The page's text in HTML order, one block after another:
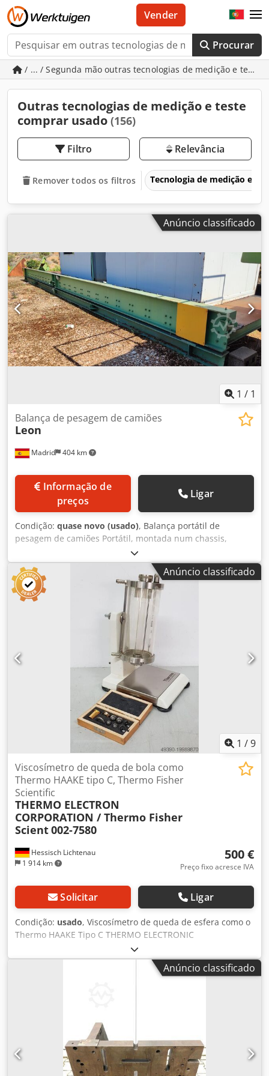
Procurar
Vender
/ ... / Segunda mão outras tecnologias de medição e teste
Outras tecnologias de medição e teste
comprar usado (156)
Filtro Relevância
Remover todos os filtros Tecnologia de medição e
Anúncio classificado
1 / 1
Madrid 404 km
Balança de pesagem de camiões
Leon
preços
Ligar
Condição: quase novo (usado), Balança portátil de
pesagem de camiões Portátil, montada num chassis,
aparafusada e amovível. Dkedpfx Ajmfqkhja Rjr
Capacidade 60 MT Comprimento 14 M
Anúncio classificado
1 /9
Hessisch Lichtenau
1 914 km
Viscosímetro de queda de bola como
Thermo HAAKE tipo C, Thermo Fisher
Scientific
THERMO ELECTRON
CORPORATION / Thermo Fisher
Scient002-7580
500 €
Preço fixo acresce IVA
Solicitar Ligar
Condição: usado, Viscosímetro de queda de esfera como o
Thermo HAAKE Tipo C THERMO ELECTRONIC
CORPORATION Tipo 002-7580 N.º de série: Meça a
viscosidade com precisão utilizando o Viscosímetro de
Queda de Esfera Thermo, sem necessidade de
esfera move-se em rotação e deslizamento dentro de um
tubo cilíndrico inclinado, preenchido com o líquido a ser
testado. O tempo necessário para a esfera percorrer uma
distância de medição definida é registrado. Ao inclinar a
seção de medição, o retorno da esfera também pode ser
Anúncio classificado